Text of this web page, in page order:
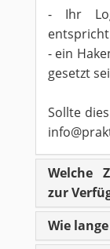
- Ihr
- ein
gesetzt
Sollte
Welche
zur
Wie